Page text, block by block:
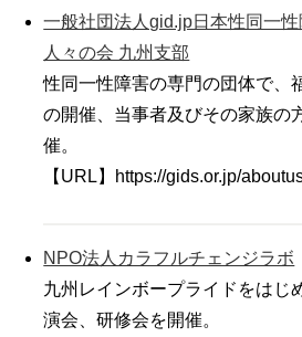
一般社団法人gid.jp日本性同一
人々の会 九州支部
性同一性障害の専門の団体で、
の開催、当事者及びその家族の
催。
【URL】https://gids.or.jp/
NPO法人カラフルチェンジラボ
九州レインボープライドをはじ
演会、研修会を開催。